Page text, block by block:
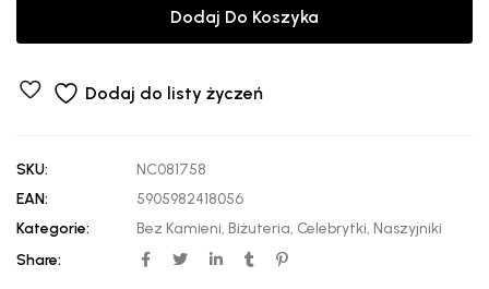
Dodaj Do Koszyka
Dodaj do listy życzeń
SKU:
NC081758
EAN:
5905982418056
Kategorie:
Bez Kamieni, Biżuteria, Celebrytki, Naszyjniki
Share: